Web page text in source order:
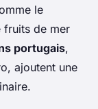
le
fruits de mer
portugais,
ajoutent une